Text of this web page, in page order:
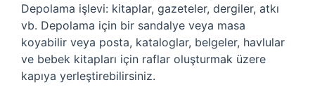
Depolama işlevi: kitaplar, gazeteler, dergiler, atkı
vb. Depolama için bir sandalye veya masa
koyabilir veya posta, kataloglar, belgeler, havlular
ve bebek kitapları için raflar oluşturmak üzere
kapıya yerleştirebilirsiniz.